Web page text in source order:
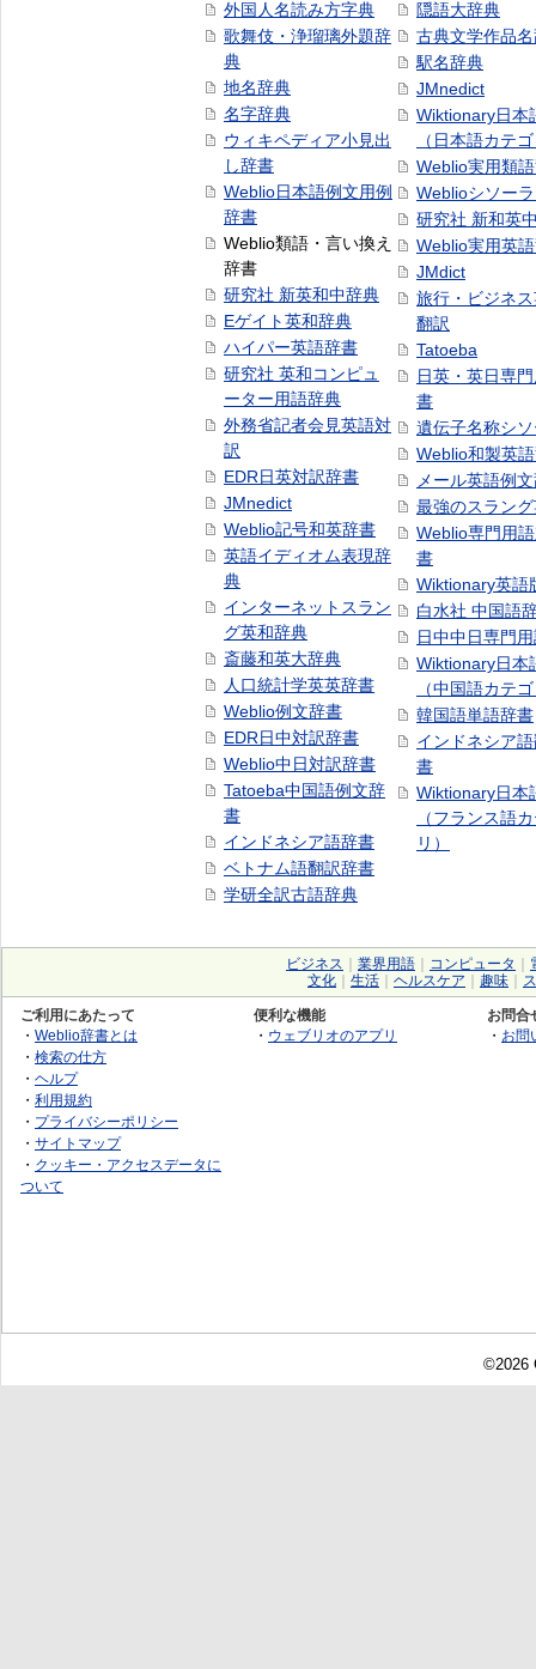
外国人名読み方字典
歌舞伎・浄瑠璃外題辞
典
地名辞典
名字辞典
ウィキペディア小見出
し辞書
Weblio日本語例文用例
辞書
Weblio類語・言い換え
辞書
研究社 新英和中辞典
Eゲイト英和辞典
ハイパー英語辞書
研究社 英和コンピュ
ーター用語辞典
外務省記者会見英語対
訳
EDR日英対訳辞書
JMnedict
Weblio記号和英辞書
英語イディオム表現辞
典
インターネットスラン
グ英和辞典
斎藤和英大辞典
人口統計学英英辞書
Weblio例文辞書
EDR日中対訳辞書
Weblio中日対訳辞書
Tatoeba中国語例文辞
書
インドネシア語辞書
ベトナム語翻訳辞書
学研全訳古語辞典
隠語大辞典
古典文学作品
駅名辞典
JMnedict
Wiktionary日本
（日本語カテ
Weblio実用類
Weblioシソー
研究社 新和英
Weblio実用英
JMdict
旅行・ビジネ
翻訳
Tatoeba
日英・英日専
書
遺伝子名称シ
Weblio和製英
メール英語例
最強のスラン
Weblio専門用
書
Wiktionary英語
白水社 中国語
日中中日専門
Wiktionary日本
（中国語カテ
韓国語単語辞書
インドネシア
書
Wiktionary日本
（フランス語
リ）
ビジネス 業界用語 コンピュータ
文化
生活 ヘルスケア 趣味
ご利用にあたって
・ Weblio辞書とは
・ 検索の仕方
・ ヘルプ
・ 利用規約
・ プライバシーポリシー
・ サイトマップ
・ クッキー・アクセスデータに
ついて
便利な機能
・ ウェブリオのアプリ
お問合
・ お問
©2026